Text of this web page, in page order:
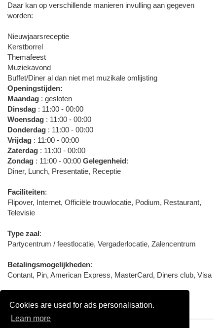
Cookies are used for ads personalisation.
Learn more
Daar kan op verschillende manieren invulling aan gegeven
worden:
Nieuwjaarsreceptie
Kerstborrel
Themafeest
Muziekavond
Buffet/Diner al dan niet met muzikale omlijsting
Openingstijden:
Maandag : gesloten
Dinsdag : 11:00 - 00:00
Woensdag : 11:00 - 00:00
Donderdag : 11:00 - 00:00
Vrijdag : 11:00 - 00:00
Zaterdag : 11:00 - 00:00
Zondag : 11:00 - 00:00 Gelegenheid:
Diner, Lunch, Presentatie, Receptie
Faciliteiten:
Flipover, Internet, Officiële trouwlocatie, Podium, Restaurant,
Televisie
Type zaal:
Partycentrum / feestlocatie, Vergaderlocatie, Zalencentrum
Betalingsmogelijkheden:
Contant, Pin, American Express, MasterCard, Diners club, Visa
Koninklijke Horeca Nederland